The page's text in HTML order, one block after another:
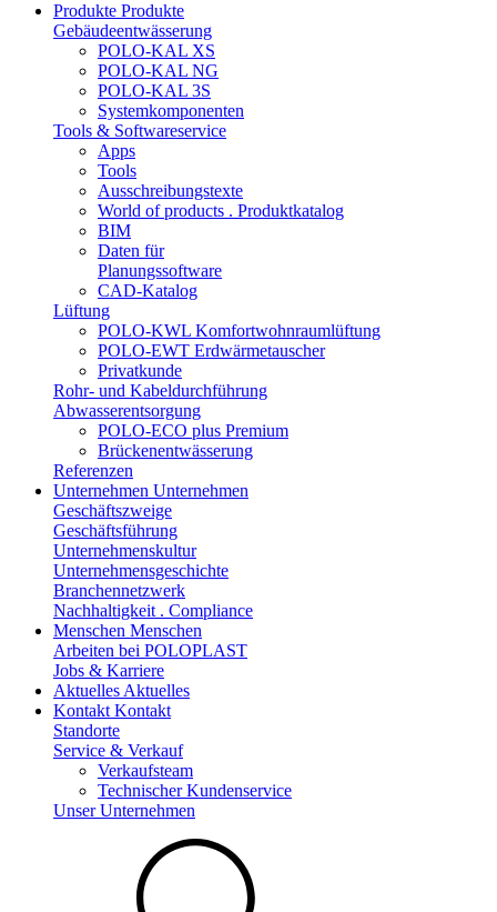
Produkte Produkte
Gebäudeentwässerung
POLO-KAL XS
POLO-KAL NG
POLO-KAL 3S
Systemkomponenten
Tools & Softwareservice
Apps
Tools
Ausschreibungstexte
World of products . Produktkatalog
BIM
Daten für
Planungssoftware
CAD-Katalog
Lüftung
POLO-KWL Komfortwohnraumlüftung
POLO-EWT Erdwärmetauscher
Privatkunde
Rohr- und Kabeldurchführung
Abwasserentsorgung
POLO-ECO plus Premium
Brückenentwässerung
Referenzen
Unternehmen Unternehmen
Geschäftszweige
Geschäftsführung
Unternehmenskultur
Unternehmensgeschichte
Branchennetzwerk
Nachhaltigkeit . Compliance
Menschen Menschen
Arbeiten bei POLOPLAST
Jobs & Karriere
Aktuelles Aktuelles
Kontakt Kontakt
Standorte
Service & Verkauf
Verkaufsteam
Technischer Kundenservice
Unser Unternehmen